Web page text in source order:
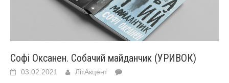
Софі Оксанен. Собачий майданчик (УРИВОК)
03.02.2021 ЛітАкцент